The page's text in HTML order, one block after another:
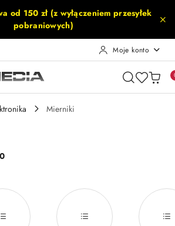
głównej
konto
głównego
od 150 zł (z wyłączeniem przesyłek
pobraniowych)
Moje konto
Mierniki